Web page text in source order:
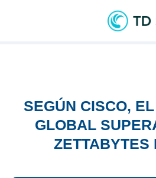
SEGÚN CISCO,
GLOBAL
ZETTABYTES